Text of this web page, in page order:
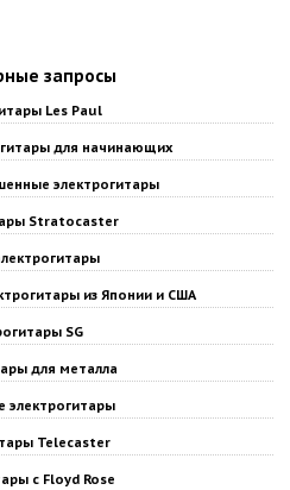
запросы
Les Paul
для начинающих
электрогитары
Stratocaster
из Японии и США
SG
для металла
Telecaster
с Floyd Rose